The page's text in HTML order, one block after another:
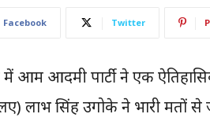
Facebook Twitter
आम आदमी पार्टी ने एक
लाभ सिंह उगोके ने भारी मतों